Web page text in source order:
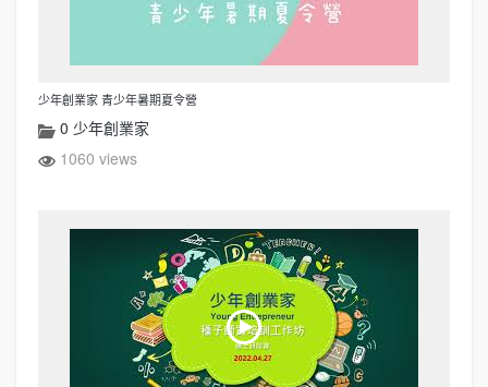
少年創業家 青少年暑期夏令營
0 少年創業家
1060 views